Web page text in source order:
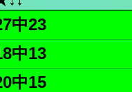
中23
中13
中15